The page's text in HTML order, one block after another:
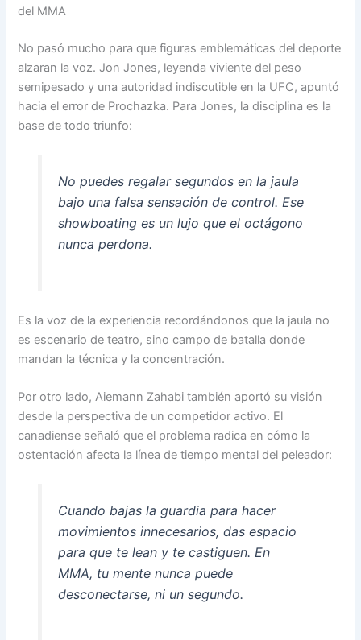
del MMA
No pasó mucho para que figuras emblemáticas del deporte
alzaran la voz. Jon Jones, leyenda viviente del peso
semipesado y una autoridad indiscutible en la UFC, apuntó
hacia el error de Prochazka. Para Jones, la disciplina es la
base de todo triunfo:
No puedes regalar segundos en la jaula
bajo una falsa sensación de control. Ese
showboating es un lujo que el octágono
nunca perdona.
Es la voz de la experiencia recordándonos que la jaula no
es escenario de teatro, sino campo de batalla donde
mandan la técnica y la concentración.
Por otro lado, Aiemann Zahabi también aportó su visión
desde la perspectiva de un competidor activo. El
canadiense señaló que el problema radica en cómo la
ostentación afecta la línea de tiempo mental del peleador:
Cuando bajas la guardia para hacer
movimientos innecesarios, das espacio
para que te lean y te castiguen. En
MMA, tu mente nunca puede
desconectarse, ni un segundo.